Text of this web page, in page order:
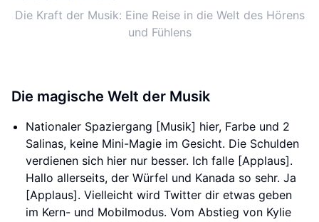
Die Kraft der Musik: Eine Reise in die Welt des Hörens
und Fühlens
Die magische Welt der Musik
Nationaler Spaziergang [Musik] hier, Farbe und 2
Salinas, keine Mini-Magie im Gesicht. Die Schulden
verdienen sich hier nur besser. Ich falle [Applaus].
Hallo allerseits, der Würfel und Kanada so sehr. Ja
[Applaus]. Vielleicht wird Twitter dir etwas geben
im Kern- und Mobilmodus. Vom Abstieg von Kylie